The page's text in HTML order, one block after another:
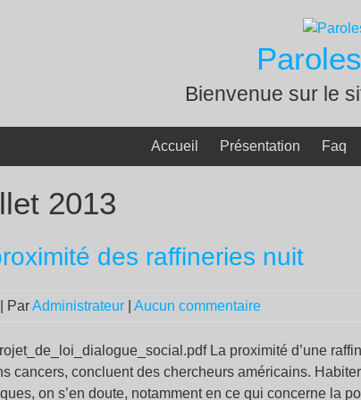
Bienvenue sur le
Accueil Présentation Faq
2013
des raffineries nuit
| ParAdministrateur Aucun commentaire
La proximité d’une
cancers, concluent des chercheurs américains.
on s’en doute, notamment en ce qui concerne la